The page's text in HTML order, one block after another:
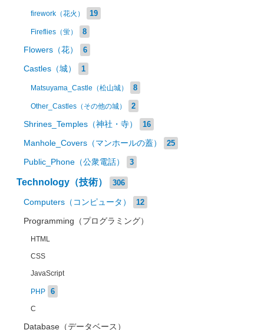
firework（花火） 19
Fireflies（蛍） 8
Flowers（花） 6
Castles（城） 1
Matsuyama_Castle（松山城） 8
Other_Castles（その他の城） 2
Shrines_Temples（神社・寺） 16
Manhole_Covers（マンホールの蓋） 25
Public_Phone（公衆電話） 3
Technology（技術） 306
Computers（コンピュータ） 12
Programming（プログラミング）
HTML
CSS
JavaScript
PHP 6
C
Database（データベース）